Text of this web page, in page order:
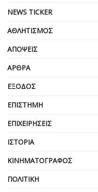
NEWS TICKER
ΑΘΛΗΤΙΣΜΌΣ
ΑΠΌΨΕΙΣ
ΆΡΘΡΑ
ΈΞΟΔΟΣ
ΕΠΙΣΤΉΜΗ
ΕΠΙΧΕΙΡΗΣΕΙΣ
ΙΣΤΟΡΊΑ
ΚΙΝΗΜΑΤΟΓΡΆΦΟΣ
ΠΟΛΙΤΙΚΉ